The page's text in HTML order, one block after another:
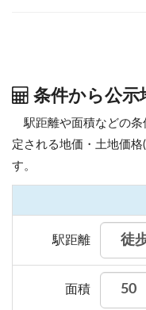
条件から公示
駅距離や面積などの
定される地価・土地価
す。
駅距離
面積